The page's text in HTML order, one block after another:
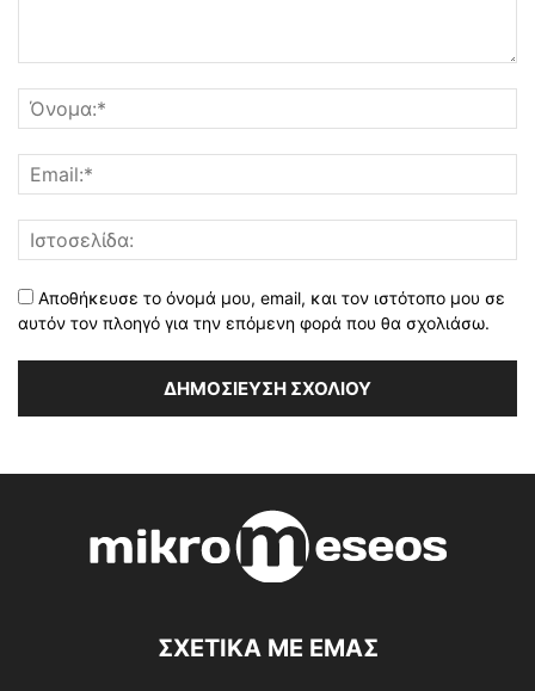
Αποθήκευσε το όνομά μου, email, και τον ιστότοπο μου σε
αυτόν τον πλοηγό για την επόμενη φορά που θα σχολιάσω.
ΣΧΕΤΙΚΑ ΜΕ ΕΜΑΣ